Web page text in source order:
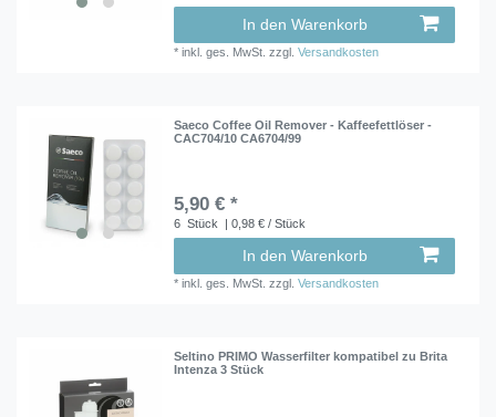
In den Warenkorb
*inkl. ges. MwSt. zzgl.Versandkosten
Saeco Coffee Oil Remover - Kaffeefettlöser -
CAC704/10 CA6704/99
5,90 € *
6 Stück | 0,98 € / Stück
In den Warenkorb
*inkl. ges. MwSt. zzgl.Versandkosten
Seltino PRIMO Wasserfilter kompatibel zu Brita
Intenza 3 Stück